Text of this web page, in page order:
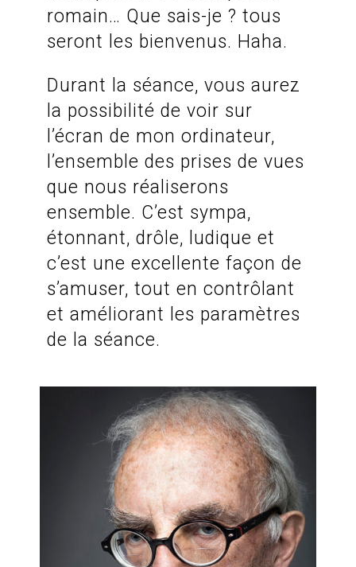
romain… Que sais-je ? tous
seront les bienvenus. Haha.
Durant la séance, vous aurez
la possibilité de voir sur
l’écran de mon ordinateur,
l’ensemble des prises de vues
que nous réaliserons
ensemble. C’est sympa,
étonnant, drôle, ludique et
c’est une excellente façon de
s’amuser, tout en contrôlant
et améliorant les paramètres
de la séance.